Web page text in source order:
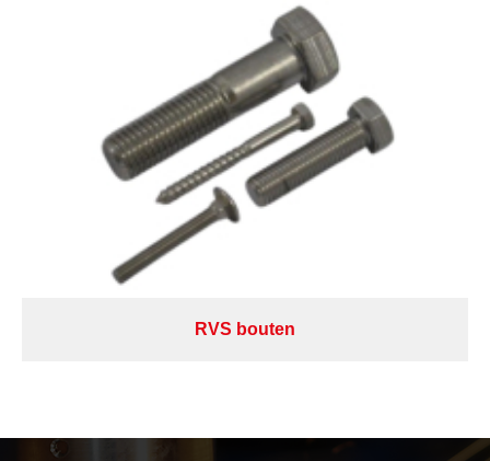
RVS bouten